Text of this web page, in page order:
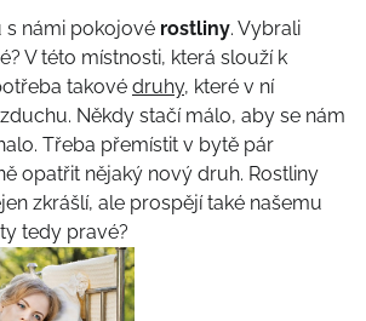
s námi pokojové rostliny. Vybrali
V této místnosti, která slouží k
takové druhy, které v ní
Někdy stačí málo, aby se nám
Třeba přemístit v bytě pár
opatřit nějaký nový druh. Rostliny
zkrášlí, ale prospějí také našemu
tedy pravé?